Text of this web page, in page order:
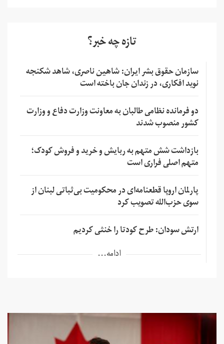
تازه چه خبر؟
سازمان حقوق بشر ایران: شاهین ناصری، شاهد شکنجه
نوید افکاری، در زندان جان باخته است
دو فرمانده نظامی طالبان به معاونت وزارت دفاع و وزارت
کشور منصوب شدند
بازداشت شش متهم به ربایش و خرید و فروش کودک؛
متهم اصلی فراری است
پارلمان اروپا قطعنامه‌ای در محکومیت بی‌ثباتی لبنان از
سوی حزب‌الله تصویب کرد
ارتش سودان: طرح کودتا را خنثی کردیم
ادامه...